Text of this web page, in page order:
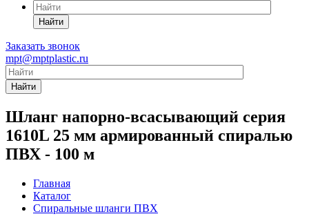
Найти
Заказать звонок
mpt@mptplastic.ru
Найти
Шланг напорно-всасывающий серия
1610L 25 мм армированный спиралью
ПВХ - 100 м
Главная
Каталог
Спиральные шланги ПВХ